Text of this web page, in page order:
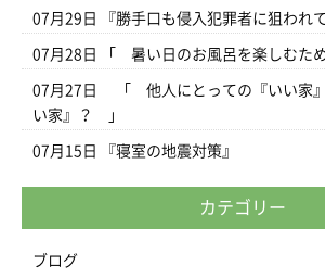
07月29日 『勝手口も侵入犯罪者に狙われ
07月28日 「 暑い日のお風呂を楽しむ
07月27日
「 他人にとっての『いい家
い家』？ 」
07月15日 『寝室の地震対策』
カテゴリー
ブログ